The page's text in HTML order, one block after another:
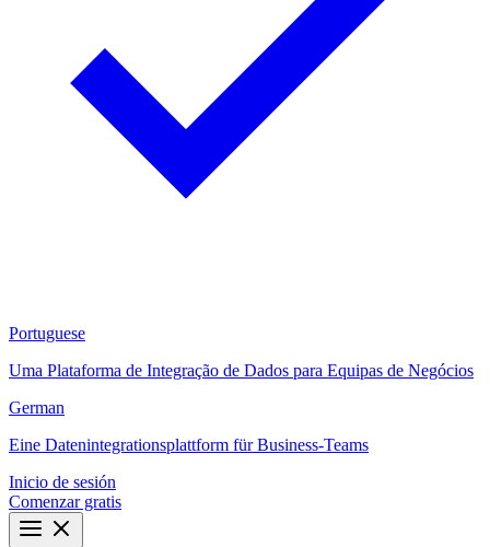
Portuguese
Uma Plataforma de Integração de Dados para Equipas de Negócios
German
Eine Datenintegrationsplattform für Business-Teams
Inicio de sesión
Comenzar gratis